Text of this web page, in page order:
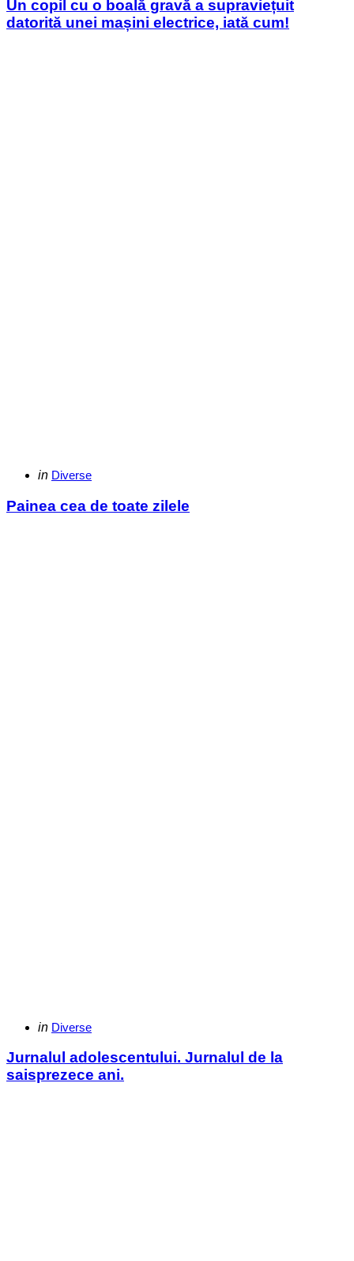
Un copil cu o boală gravă a supraviețuit
datorită unei mașini electrice, iată cum!
Categories
Posted
in Diverse
Painea cea de toate zilele
Categories
Posted
in Diverse
Jurnalul adolescentului. Jurnalul de la
saisprezece ani.